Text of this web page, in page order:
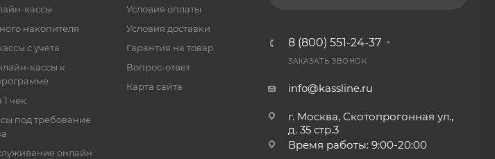
кассы
накопителя
с учета
кассы к
чек
под требование
онлайн
Условия оплаты
Условия доставки
Гарантия на товар
Вопрос-ответ
Карта сайта
8 (800) 551-24-37
ЗАКАЗАТЬ ЗВОНОК
info@kassline.ru
г. Москва, Скотопрогонная ул.,
д. 35 стр.3
Время работы: 9:00-20:00